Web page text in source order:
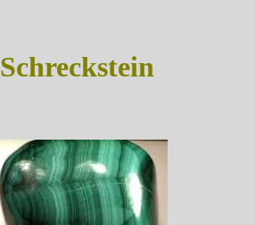
Schreckstein